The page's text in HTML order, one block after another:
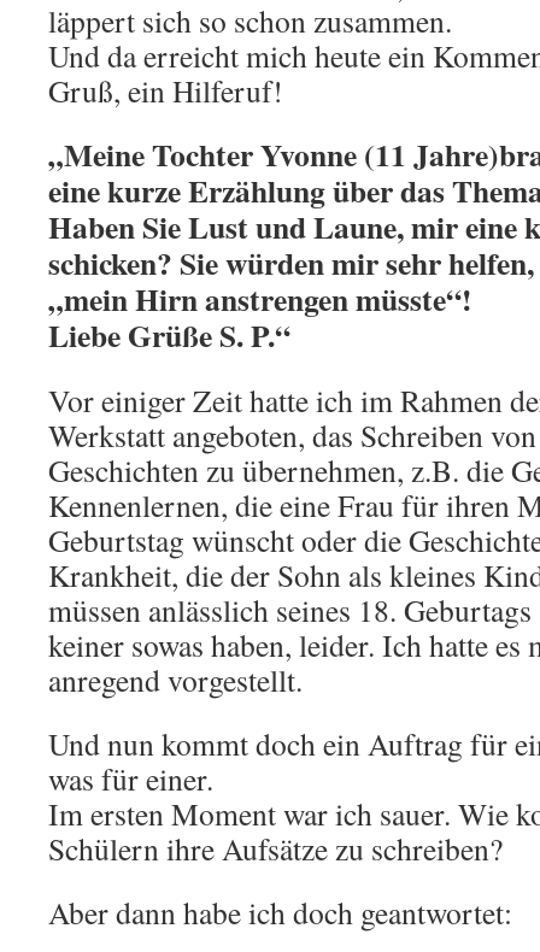
läppert sich so schon zusammen.
Und da erreicht mich heute ein
Gruß, ein Hilferuf!
„Meine Tochter Yvonne (11
eine kurze Erzählung über das
Haben Sie Lust und Laune, mir eine
schicken? Sie würden mir sehr
„mein Hirn anstrengen müsste“!
Liebe Grüße S. P.“
Vor einiger Zeit hatte ich im Rahmen
Werkstatt angeboten, das Schreiben
Geschichten zu übernehmen, z.B. die
Kennenlernen, die eine Frau für ihren
Geburtstag wünscht oder die
Krankheit, die der Sohn als kleines
müssen anlässlich seines 18.
keiner sowas haben, leider. Ich hatte es
anregend vorgestellt.
Und nun kommt doch ein Auftrag für
was für einer.
Im ersten Moment war ich sauer. Wie
Schülern ihre Aufsätze zu schreiben?
Aber dann habe ich doch geantwortet: